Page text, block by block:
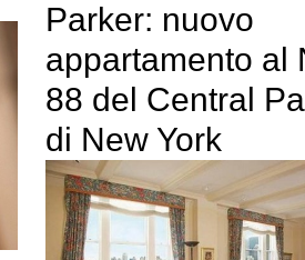
Parker: nuovo
appartamento al
88 del Central
di New York